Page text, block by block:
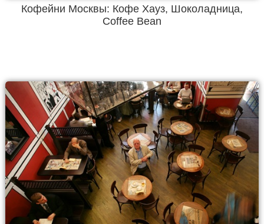
Кофейни Москвы: Кофе Хауз, Шоколадница,
Coffee Bean